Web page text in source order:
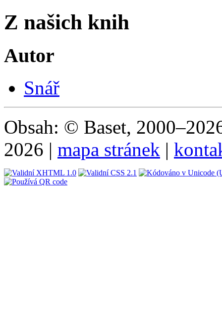
Z našich knih
Autor
Snář
Obsah: © Baset,
2026 | mapa stránek |